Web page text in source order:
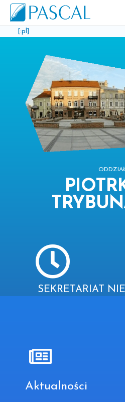
[:pl]
SEKRETARIAT
Aktualności